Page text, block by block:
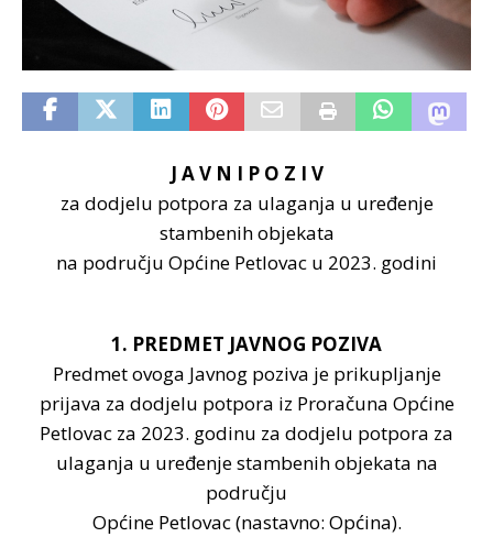
J A V N I P O Z I V
za dodjelu potpora za ulaganja u uređenje
stambenih objekata
na području Općine Petlovac u 2023. godini
1. PREDMET JAVNOG POZIVA
Predmet ovoga Javnog poziva je prikupljanje
prijava za dodjelu potpora iz Proračuna Općine
Petlovac za 2023. godinu za dodjelu potpora za
ulaganja u uređenje stambenih objekata na
području
Općine Petlovac (nastavno: Općina).